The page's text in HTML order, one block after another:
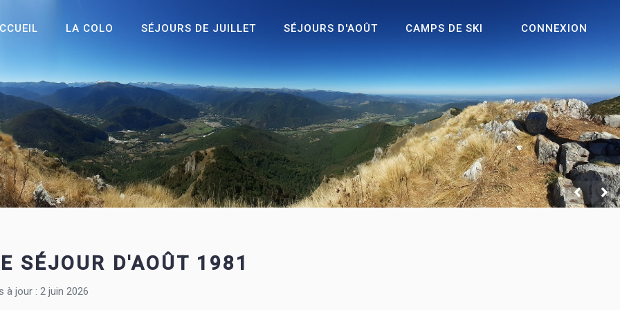
LA COLO SÉJOURS DE JUILLET SÉJOURS D'AOÛT CAMPS DE SKI CONNEXION
SÉJOUR D'AOÛT 1981
à jour : 2 juin 2026